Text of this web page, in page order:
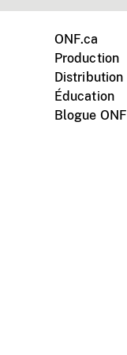
ONF.ca
Production
Distribution
Éducation
Blogue ONF